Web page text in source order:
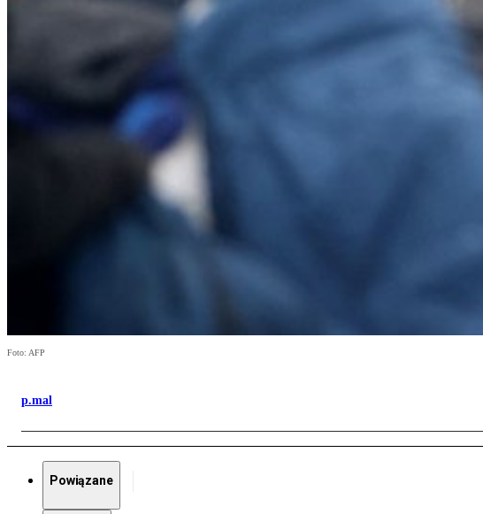
Foto: AFP
p.mal
Powiązane